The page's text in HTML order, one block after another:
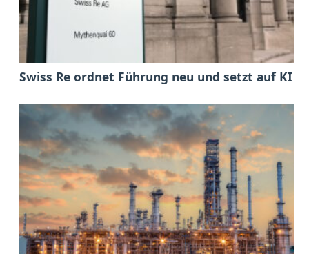
Swiss Re ordnet Führung neu und setzt auf KI